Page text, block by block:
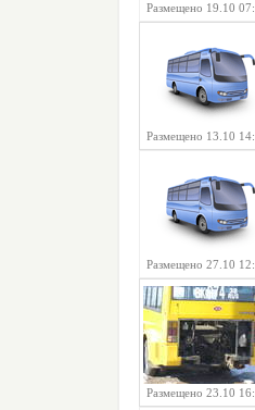
Размещено 19.10
Размещено 13.10
Размещено 27.10
Размещено 23.10